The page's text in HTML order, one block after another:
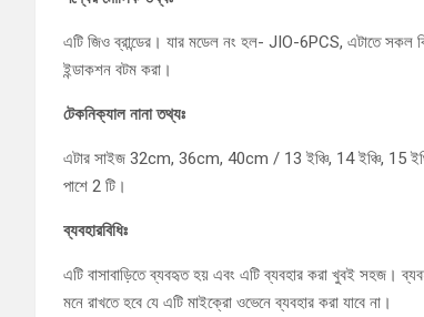
এটি জিও ব্রান্ডের। যার মডেল নং হল- JIO-6PCS, এটাতে সকল
ইন্ডাকশন বটম করা।
টেকনিক্যাল নানা তথ্যঃ
এটার সাইজ 32cm, 36cm, 40cm / 13 ইঞ্চি, 14 ইঞ্চি, 15 ইঞ্চি,
পাশে 2 টি।
ব্যবহারবিধিঃ
এটি বাসাবাড়িতে ব্যবহৃত হয় এবং এটি ব্যবহার করা খুবই সহজ।
মনে রাখতে হবে যে এটি মাইক্রো ওভেনে ব্যবহার করা যাবে না।